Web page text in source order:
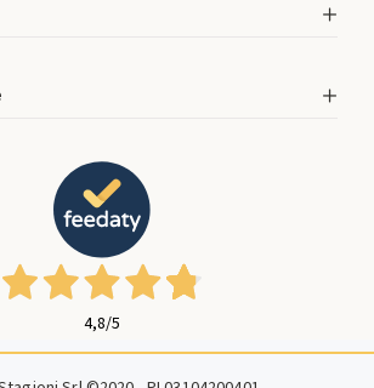
4,8/5